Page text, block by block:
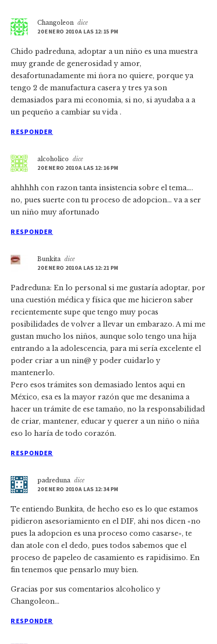
Changoleon dice
20 ENERO 2010 A LAS 12:15 PM
Chido padreduna, adoptar a un niño es una muestra
muy grande de generosidad y amor,
desafortunadamente mi ñora no quiere, porque ya
tengo 2 de manufactura casera y tres ya son
demasiados para mi economia, si no, si ayudaba a a
un pequeño a cambiar su vida .
RESPONDER
alcoholico
dice
20 ENERO 2010 A LAS 12:16 PM
ahhhhh con razon tanta insistencia sobre el tema….
no, pues suerte con tu proceso de adopcion… va a ser
un niño muy afortunado
RESPONDER
Bunkita dice
20 ENERO 2010 A LAS 12:21 PM
Padreduna: En lo personal si me gustaría adoptar, por
una cuestión médica y física que me hicieron saber
recientemente supe que tengo muy pocas
posibilidades de volver a llevar un embarazo. A mi me
gustan mucho los niños, aunque solo tengo una hija
entrando a la adolescencia, para mi sería excelente el
poder criar a un nin@ y poder cuidarlo y
mantenerlo.
Pero esos trámites son demasiado lentos aqui en
México, esa es la mayor razón que me desanima a
hacer un trámite de ese tamaño, no la responsabilidad
de criar, mantener, educar y querer a un niño o niña
eso lo haría de todo corazón.
RESPONDER
padreduna dice
20 ENERO 2010 A LAS 12:34 PM
Te entiendo Bunkita, de hecho eso es lo que estamos
pidieron asesoriamiento en el DIF, ahi nos dicen «no
pues la adopcion es una proceso como casarse», te
dan atole con el dedo, pues todos sabemos que el
proceso de papeleo de casamiento es rapidisimo. En
fin tenemos que pensarlo muy bien.
Gracias por sus comentarios alcoholico y
Changoleon…
RESPONDER